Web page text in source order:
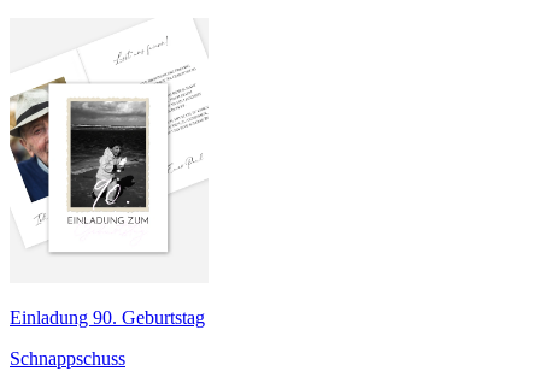
Einladung 90. Geburtstag
Schnappschuss